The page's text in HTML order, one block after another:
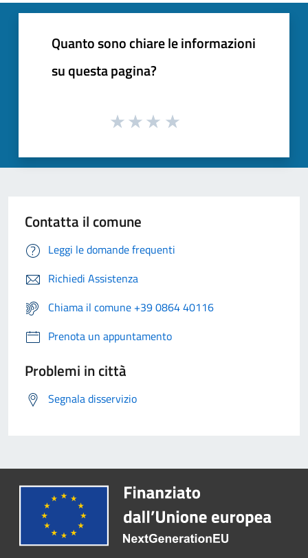
Quanto sono chiare le informazioni
su questa pagina?
Contatta il comune
Leggi le domande frequenti
Richiedi Assistenza
Chiama il comune +39 0864 40116
Prenota un appuntamento
Problemi in città
Segnala disservizio